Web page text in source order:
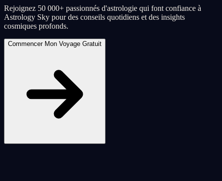
Rejoignez 50 000+ passionnés d'astrologie qui font confiance à
Astrology Sky pour des conseils quotidiens et des insights
cosmiques profonds.
Commencer Mon Voyage Gratuit